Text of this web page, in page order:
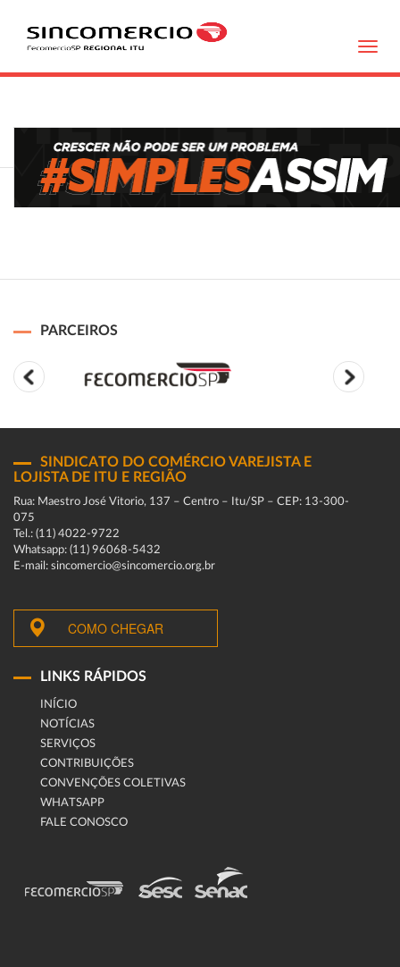
PARCEIROS
SINDICATO DO COMÉRCIO VAREJISTA E
LOJISTA DE ITU E REGIÃO
Rua: Maestro José Vitorio, 137 – Centro – Itu/SP – CEP: 13-300-
075
Tel.: (11) 4022-9722
Whatsapp: (11) 96068-5432
E-mail: sincomercio@sincomercio.org.br
COMO CHEGAR
LINKS RÁPIDOS
INÍCIO
NOTÍCIAS
SERVIÇOS
CONTRIBUIÇÕES
CONVENÇÕES COLETIVAS
WHATSAPP
FALE CONOSCO